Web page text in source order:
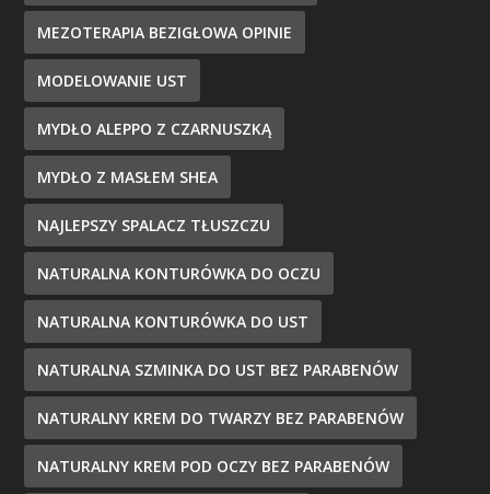
MEZOTERAPIA BEZIGŁOWA OPINIE
MODELOWANIE UST
MYDŁO ALEPPO Z CZARNUSZKĄ
MYDŁO Z MASŁEM SHEA
NAJLEPSZY SPALACZ TŁUSZCZU
NATURALNA KONTURÓWKA DO OCZU
NATURALNA KONTURÓWKA DO UST
NATURALNA SZMINKA DO UST BEZ PARABENÓW
NATURALNY KREM DO TWARZY BEZ PARABENÓW
NATURALNY KREM POD OCZY BEZ PARABENÓW